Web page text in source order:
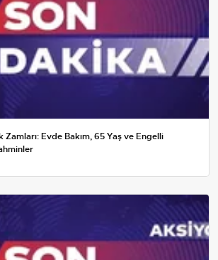
Evde Bakım, 65 Yaş ve Engelli